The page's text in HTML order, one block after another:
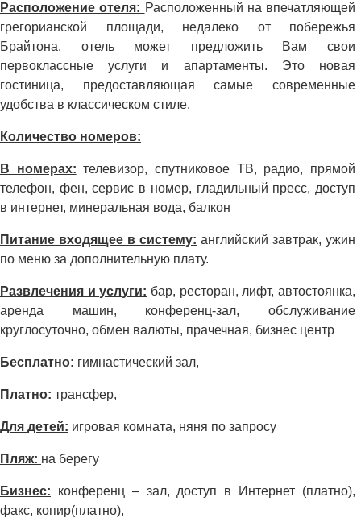
Расположение отеля: Расположенный на впечатляющей
грегорианской площади, недалеко от побережья
Брайтона, отель может предложить Вам свои
первоклассные услуги и апартаменты. Это новая
гостиница, предоставляющая самые современные
удобства в классическом стиле.
Количество номеров:
В номерах: телевизор, спутниковое ТВ, радио, прямой
телефон, фен, сервис в номер, гладильный пресс, доступ
в интернет, минеральная вода, балкон
Питание входящее в систему: английский завтрак, ужин
по меню за дополнительную плату.
Развлечения и услуги: бар, ресторан, лифт, автостоянка,
аренда машин, конференц-зал, обслуживание
круглосуточно, обмен валюты, прачечная, бизнес центр
Бесплатно: гимнастический зал,
Платно: трансфер,
Для детей: игровая комната, няня по запросу
Пляж: на берегу
Бизнес: конференц – зал, доступ в Интернет (платно),
факс, копир(платно),